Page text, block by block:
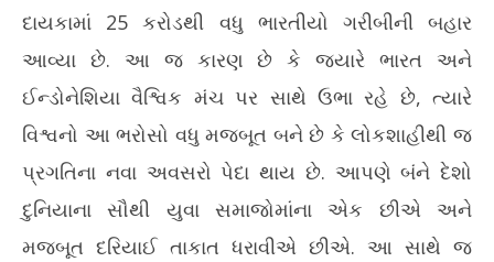
દાયકામાં 25 કરોડથી વધુ ભારતીયો ગરીબીની બહાર
આવ્યા છે. આ જ કારણ છે કે જ્યારે ભારત અને
ઈન્ડોનેશિયા વૈશ્વિક મંચ પર સાથે ઉભા રહે છે, ત્યારે
વિશ્વનો આ ભરોસો વધુ મજબૂત બને છે કે લોકશાહીથી જ
પ્રગતિના નવા અવસરો પેદા થાય છે. આપણે બંને દેશો
દુનિયાના સૌથી યુવા સમાજોમાંના એક છીએ અને
મજબૂત દરિયાઈ તાકાત ધરાવીએ છીએ. આ સાથે જ